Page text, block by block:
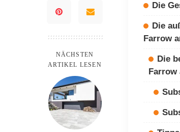
NÄCHSTEN
ARTIKEL LESEN
Die
Die
Farrow
Die
Farrow